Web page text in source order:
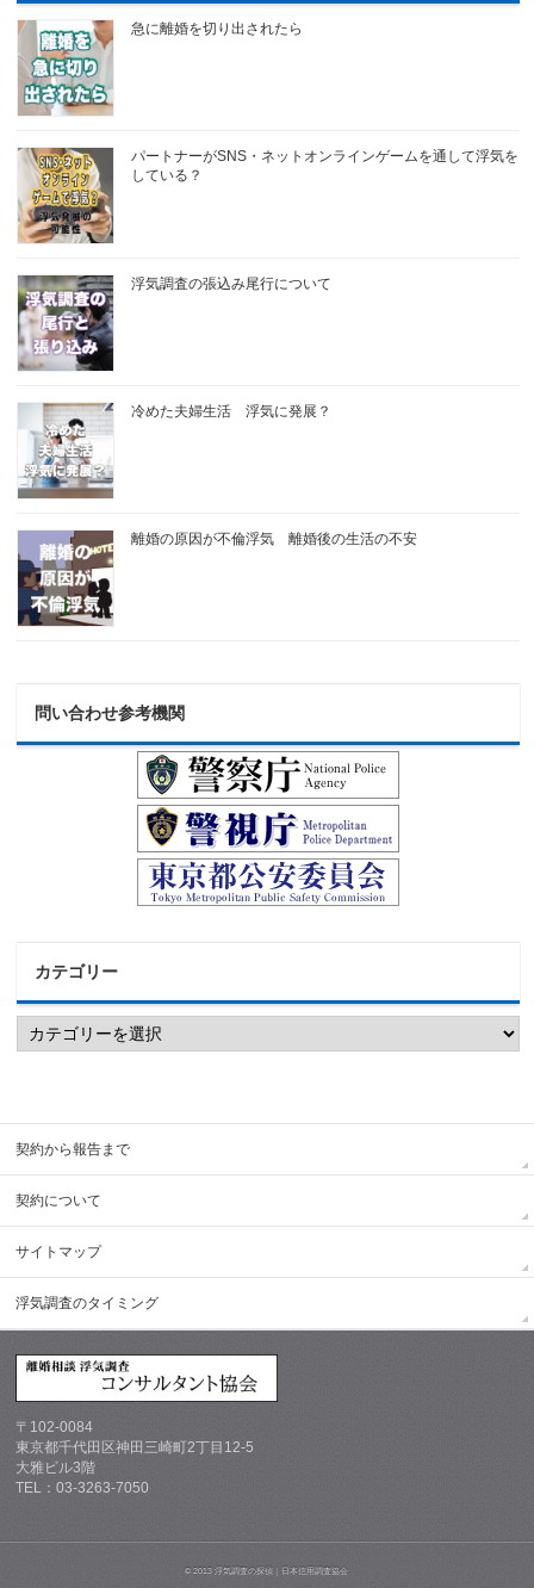
急に離婚を切り出されたら
パートナーがSNS・ネットオンラインゲームを通して浮気を
している？
浮気調査の張込み尾行について
冷めた夫婦生活 浮気に発展？
離婚の原因が不倫浮気 離婚後の生活の不安
問い合わせ参考機関
カテゴリー
契約から報告まで
契約について
サイトマップ
浮気調査のタイミング
〒102-0084
東京都千代田区神田三崎町2丁目12-5
大雅ビル3階
TEL：03-3263-7050
© 2013 浮気調査の探偵｜日本信用調査協会